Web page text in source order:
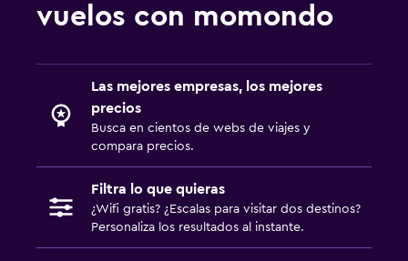
vuelos con momondo
Las mejores empresas, los mejores
precios
Busca en cientos de webs de viajes y
compara precios.
Filtra lo que quieras
¿Wifi gratis? ¿Escalas para visitar dos destinos?
Personaliza los resultados al instante.